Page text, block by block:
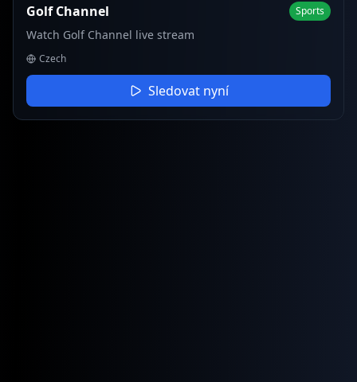
Golf Channel Sports
Watch Golf Channel live stream
Czech
Sledovat nyní